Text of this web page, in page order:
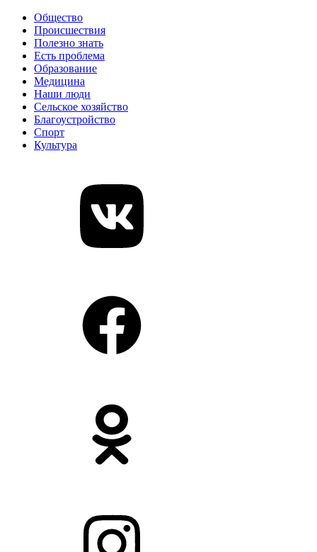
Общество
Происшествия
Полезно знать
Есть проблема
Образование
Медицина
Наши люди
Сельское хозяйство
Благоустройство
Спорт
Культура